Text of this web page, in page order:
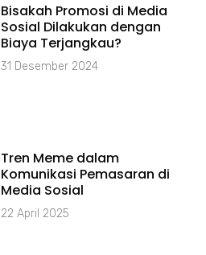
Bisakah Promosi di Media
Sosial Dilakukan dengan
Biaya Terjangkau?
31 Desember 2024
Tren Meme dalam
Komunikasi Pemasaran di
Media Sosial
22 April 2025